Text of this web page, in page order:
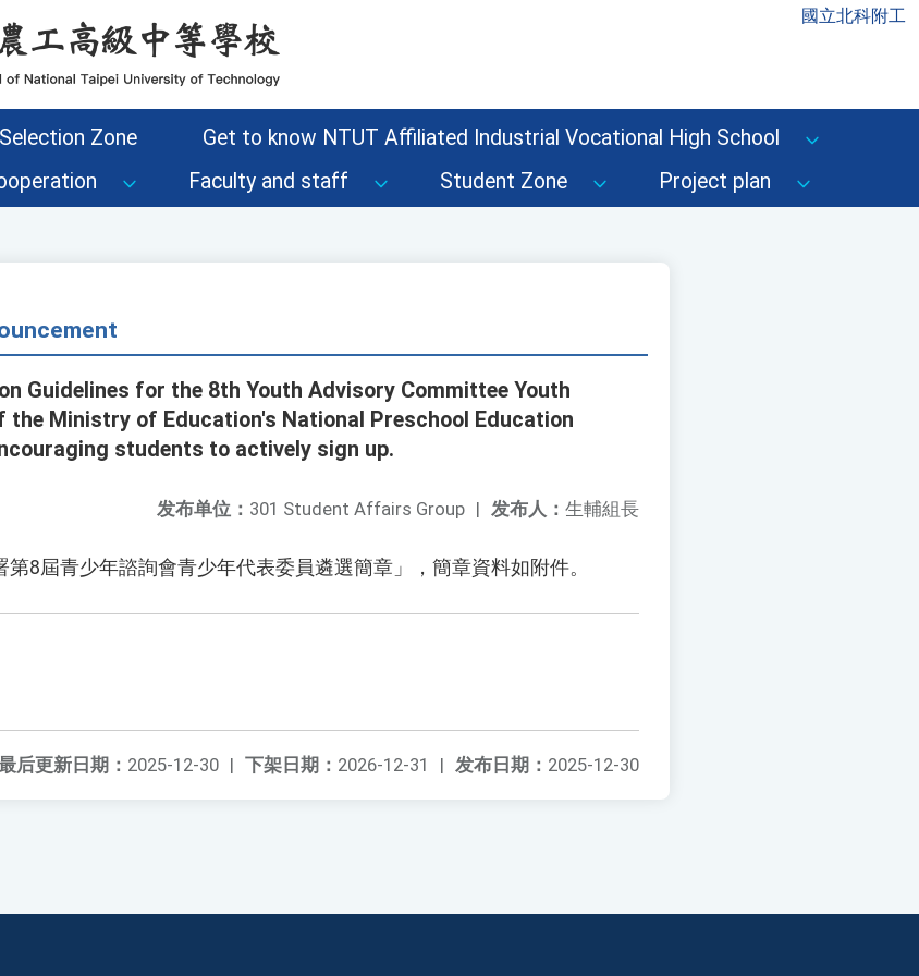
國立北科附工
Zone
Get to know NTUT Affiliated Industrial Vocational High School
Faculty and staff Student Zone Project plan
Guidelines for the 8th Youth Advisory Committee Youth
the Ministry of Education's National Preschool Education
students to actively sign up.
发布人： 生輔組長
发布单位： 301 Student Affairs Group |
8屆青少年諮詢會青少年代表委員遴選簡章」，簡章資料如附件。
发布日期： 2025-12-30
下架日期： 2026-12-31 |
后更新日期： 2025-12-30 |